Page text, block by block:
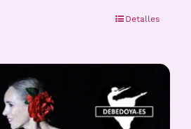
Detalles